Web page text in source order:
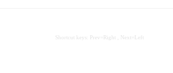
Shortcut keys: Prev=Right , Next=Left